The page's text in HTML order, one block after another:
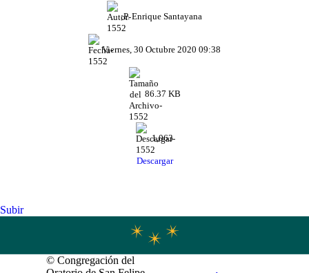
;P. Enrique Santayana
Viernes, 30 Octubre 2020 09:38
86.37 KB
1,063
Descargar
Subir
© Congregación del